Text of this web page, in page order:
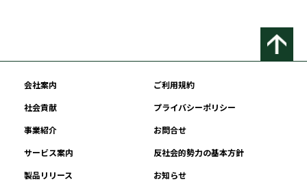
会社案内
ご利用規約
社会貢献
プライバシーポリシー
事業紹介
お問合せ
サービス案内
反社会的勢力の基本方針
製品リリース
お知らせ